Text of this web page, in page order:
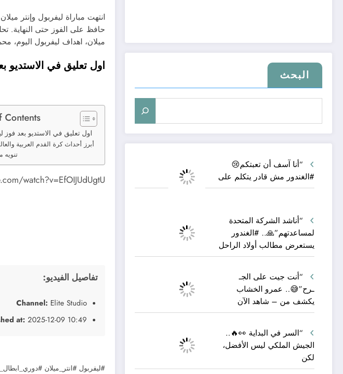
البحث
“أنا آسف أن تعبتكم😢
#الغندور مش قادر يتكلم على
“أناشد الشركة المتحدة
لمساعدتهم”🙏.. #الغندور
يستعرض مطالب أولاد الراحل
“أنت جيت على الجـ
ـرح”😅.. عمرو الخشاب
يكشف من – شاهد الآن
“السر في البداية 👀🔥..
الجيش الملكي ليس الأفضل،
لكن
ميلان، اهداف ليفربول اليوم،
اول تعليق في الاستديو
Contents
اول تعليق في الاستديو بعد فوز
أبرز أحداث كرة القدم العربية
تنويه
watch?v=EfOIJUdUgtU
تفاصيل الفيديو:
Channel: Elite Studio
at: 2025-12-09 10:49 م
#ليفربول #انتر_ميلان